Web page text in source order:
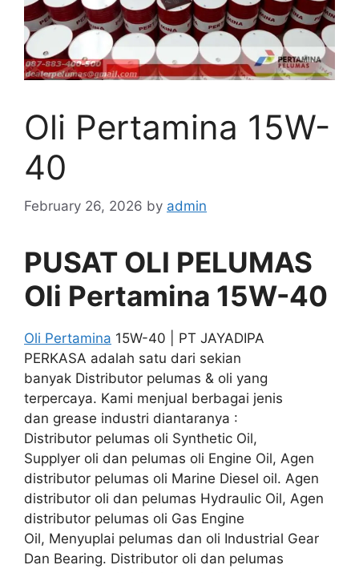
Oli Pertamina 15W-
40
February 26, 2026 by admin
PUSAT OLI PELUMAS
Oli Pertamina 15W-40
Oli Pertamina 15W-40 | PT JAYADIPA
PERKASA adalah satu dari sekian
banyak Distributor pelumas & oli yang
terpercaya. Kami menjual berbagai jenis
dan grease industri diantaranya :
Distributor pelumas oli Synthetic Oil,
Supplyer oli dan pelumas oli Engine Oil, Agen
distributor pelumas oli Marine Diesel oil. Agen
distributor oli dan pelumas Hydraulic Oil, Agen
distributor pelumas oli Gas Engine
Oil, Menyuplai pelumas dan oli Industrial Gear
Dan Bearing. Distributor oli dan pelumas